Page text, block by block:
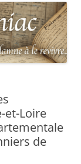
et-Loire
de